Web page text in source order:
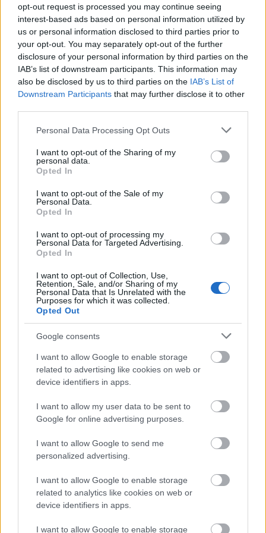
opt-out request is processed you may continue seeing
interest-based ads based on personal information utilized by
us or personal information disclosed to third parties prior to
your opt-out. You may separately opt-out of the further
disclosure of your personal information by third parties on the
IAB’s list of downstream participants. This information may
also be disclosed by us to third parties on the IAB’s List of
Downstream Participants that may further disclose it to other
Please note that this website/app uses one or more Google
not limited to your visit or usage behaviour. You may click to
grant or deny consent to Google and its third-party tags to
use your data for below specified purposes in below Google
consent section.
Personal Data Processing Opt Outs
I want to opt-out of the Sharing of my
personal data.
Opted In
I want to opt-out of the Sale of my
Personal Data.
Opted In
I want to opt-out of processing my
Personal Data for Targeted Advertising.
Opted In
I want to opt-out of Collection, Use,
Retention, Sale, and/or Sharing of my
Personal Data that Is Unrelated with the
Purposes for which it was collected.
Opted Out
Google consents
I want to allow Google to enable storage
related to advertising like cookies on web or
device identifiers in apps.
I want to allow my user data to be sent to
Google for online advertising purposes.
I want to allow Google to send me
personalized advertising.
I want to allow Google to enable storage
related to analytics like cookies on web or
device identifiers in apps.
I want to allow Google to enable storage
hizo daño en el abductor y tuvo que ser sustituido.
Probablemente tenga una rotura fibrilar que le haga ser baja
entre 3 y 4 semanas.
Selim Amallah también fue sustituido en los blanquivioletas
por molestias musculares, mientras que el debutante Juma
Bah no pudo acabar el partido por calambres. El marroquí
es duda para la siguiente jornada.
menos de 3 millones
jornada 6 de la temporada 24/25.
Marvin y Mika Mármol, lesionados en Las Palmas
Las Palmas es junto al Getafe el único equipo que no sabe
lo que es ganar en LaLiga y en el último partido contra
Osasuna perdió a dos jugadores por lesión. Mika Mármol se
hizo daño en un pie en la acción en la que hizo penalti a
Budimir y tuvo que ser sustituido por Sinkgraven. Según
apuntan las primeras exploraciones sufre una fractura en un
Por su parte, Marvin sintió un pinchazo en una carrera y
seco varias semanas. Más bajas para la defensa del equipo
canario, quien tiene en la enfermería a Álex Suárez
(esguince de tobillo) y McKenna (lesión en isquiotibiales).
Azpilicueta, con molestias
El Atleti no pudo con el Rayo en un derbi madrileño en el